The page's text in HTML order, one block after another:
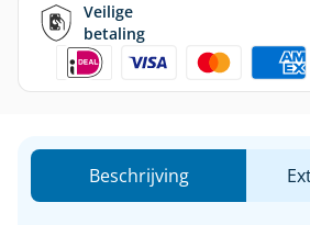
Veilige
betaling
Beschrijving